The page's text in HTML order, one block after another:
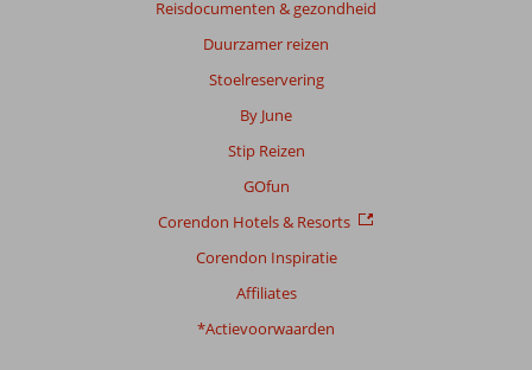
Reisdocumenten & gezondheid
Duurzamer reizen
Stoelreservering
By June
Stip Reizen
GOfun
Corendon Hotels & Resorts
Corendon Inspiratie
Affiliates
*Actievoorwaarden